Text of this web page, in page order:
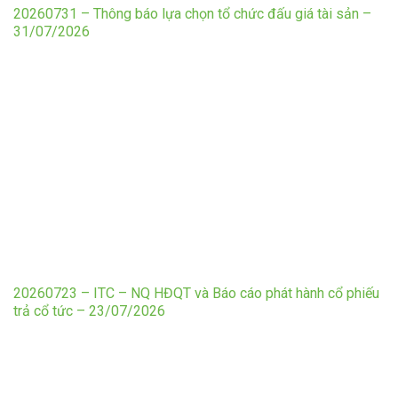
20260731 – Thông báo lựa chọn tổ chức đấu giá tài sản –
31/07/2026
20260723 – ITC – NQ HĐQT và Báo cáo phát hành cổ phiếu
trả cổ tức – 23/07/2026